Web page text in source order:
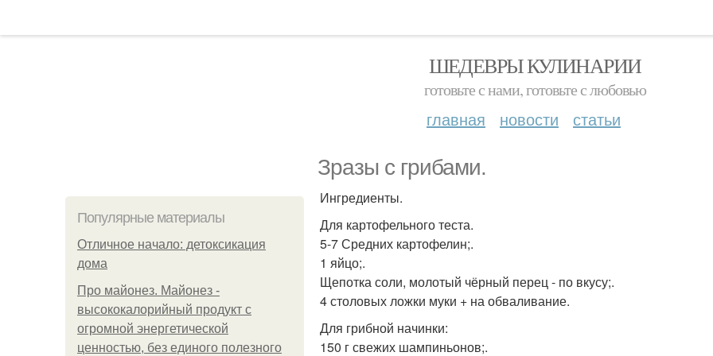
ШЕДЕВРЫ КУЛИНАРИИ
готовьте с нами, готовьте с любовью
главная новости статьи
Зразы с грибами.
Популярные материалы
Отличное начало: детоксикация
дома
Про майонез. Майонез -
высококалорийный продукт с
огромной энергетической
ценностью, без единого полезного
Ингредиенты.
Для картофельного теста.
5-7 Средних картофелин;.
1 яйцо;.
Щепотка соли, молотый чёрный перец - по вкусу;.
4 столовых ложки муки + на обваливание.
Для грибной начинки:
150 г свежих шампиньонов;.